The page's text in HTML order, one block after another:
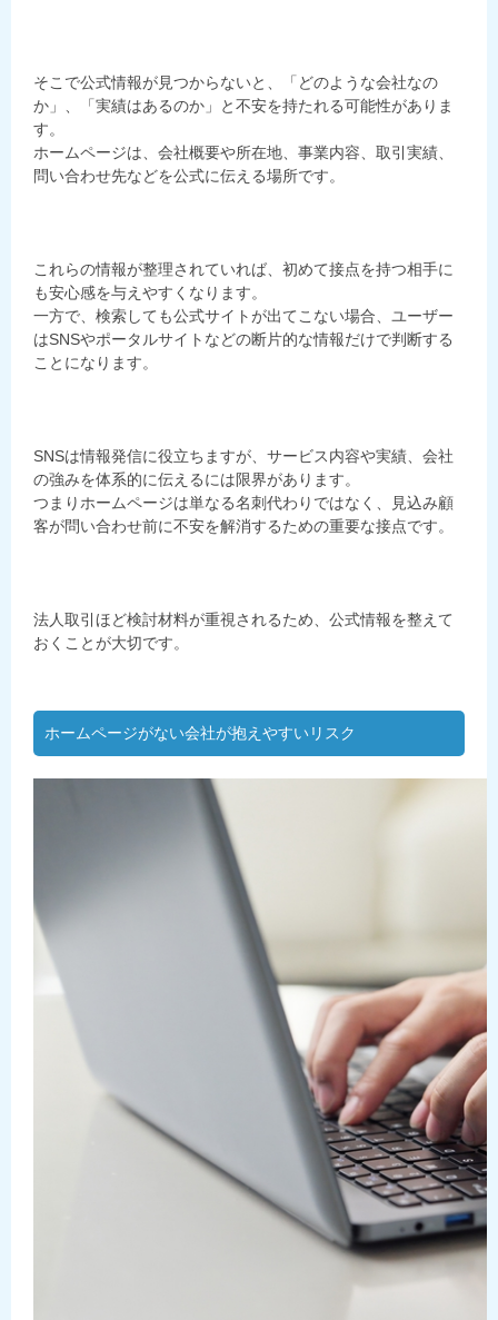
そこで公式情報が見つからないと、「どのような会社なの
か」、「実績はあるのか」と不安を持たれる可能性がありま
す。
ホームページは、会社概要や所在地、事業内容、取引実績、
問い合わせ先などを公式に伝える場所です。
これらの情報が整理されていれば、初めて接点を持つ相手に
も安心感を与えやすくなります。
一方で、検索しても公式サイトが出てこない場合、ユーザー
はSNSやポータルサイトなどの断片的な情報だけで判断する
ことになります。
SNSは情報発信に役立ちますが、サービス内容や実績、会社
の強みを体系的に伝えるには限界があります。
つまりホームページは単なる名刺代わりではなく、見込み顧
客が問い合わせ前に不安を解消するための重要な接点です。
法人取引ほど検討材料が重視されるため、公式情報を整えて
おくことが大切です。
ホームページがない会社が抱えやすいリスク